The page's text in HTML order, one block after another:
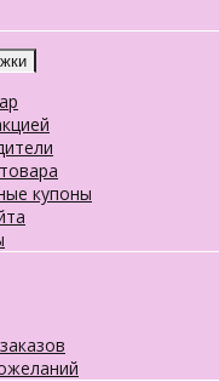
купоны